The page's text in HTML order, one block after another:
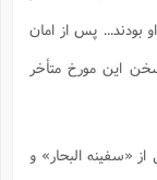
پس از امان
این مورخ متأخر
«سفینه البحار» و